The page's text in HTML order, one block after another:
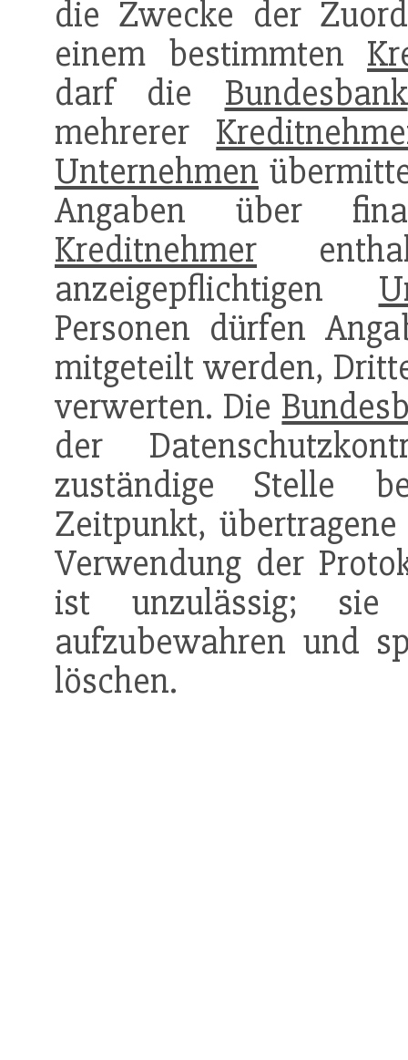
die Zwecke der
einem bestimmten
darf die Bundesbank
mehrerer
Unternehmen
Angaben über
Kreditnehmer
anzeigepflichtigen
Personen dürfen
mitgeteilt werden,
verwerten. Die
der
zuständige Stelle
Zeitpunkt,
Verwendung der
ist unzulässig;
aufzubewahren und
löschen.